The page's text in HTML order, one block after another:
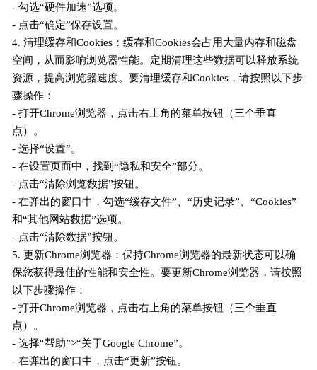
- 勾选“硬件加速”选项。
- 点击“确定”保存设置。
4. 清理缓存和Cookies：缓存和Cookies会占用大量内存和磁盘
空间，从而影响浏览器性能。定期清理这些数据可以释放系统
资源，提高浏览器速度。要清理缓存和Cookies，请按照以下步
骤操作：
- 打开Chrome浏览器，点击右上角的菜单按钮（三个垂直
点）。
- 选择“设置”。
- 在设置页面中，找到“隐私和安全”部分。
- 点击“清除浏览数据”按钮。
- 在弹出的窗口中，勾选“缓存文件”、“历史记录”、“Cookies”
和“其他网站数据”选项。
- 点击“清除数据”按钮。
5. 更新Chrome浏览器：保持Chrome浏览器的最新状态可以确
保您获得最佳的性能和安全性。要更新Chrome浏览器，请按照
以下步骤操作：
- 打开Chrome浏览器，点击右上角的菜单按钮（三个垂直
点）。
- 选择“帮助”>“关于Google Chrome”。
- 在弹出的窗口中，点击“更新”按钮。